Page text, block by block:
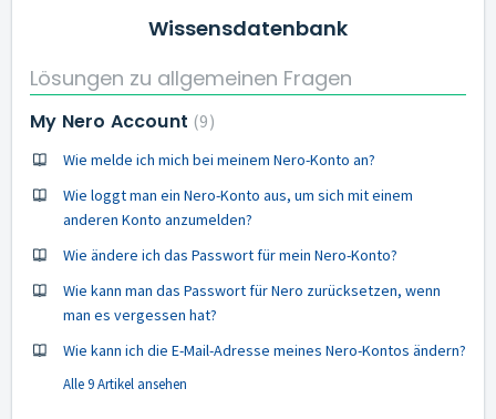
Wissensdatenbank
Lösungen zu allgemeinen Fragen
My Nero Account 9
Wie melde ich mich bei meinem Nero-Konto an?
Wie loggt man ein Nero-Konto aus, um sich mit einem
anderen Konto anzumelden?
Wie ändere ich das Passwort für mein Nero-Konto?
Wie kann man das Passwort für Nero zurücksetzen, wenn
man es vergessen hat?
Wie kann ich die E-Mail-Adresse meines Nero-Kontos ändern?
Alle 9 Artikel ansehen